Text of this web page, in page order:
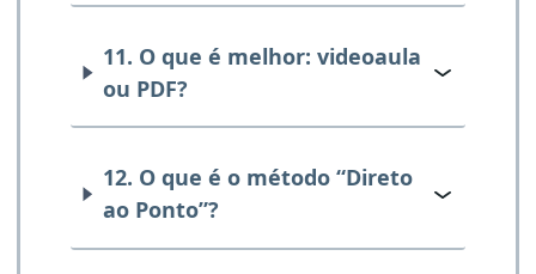
11. O que é melhor: videoaula
ou PDF?
12. O que é o método “Direto
ao Ponto”?